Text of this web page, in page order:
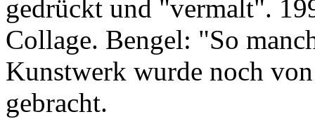
gedrückt und "vermalt".
Collage. Bengel: "So
Kunstwerk wurde noch
gebracht.